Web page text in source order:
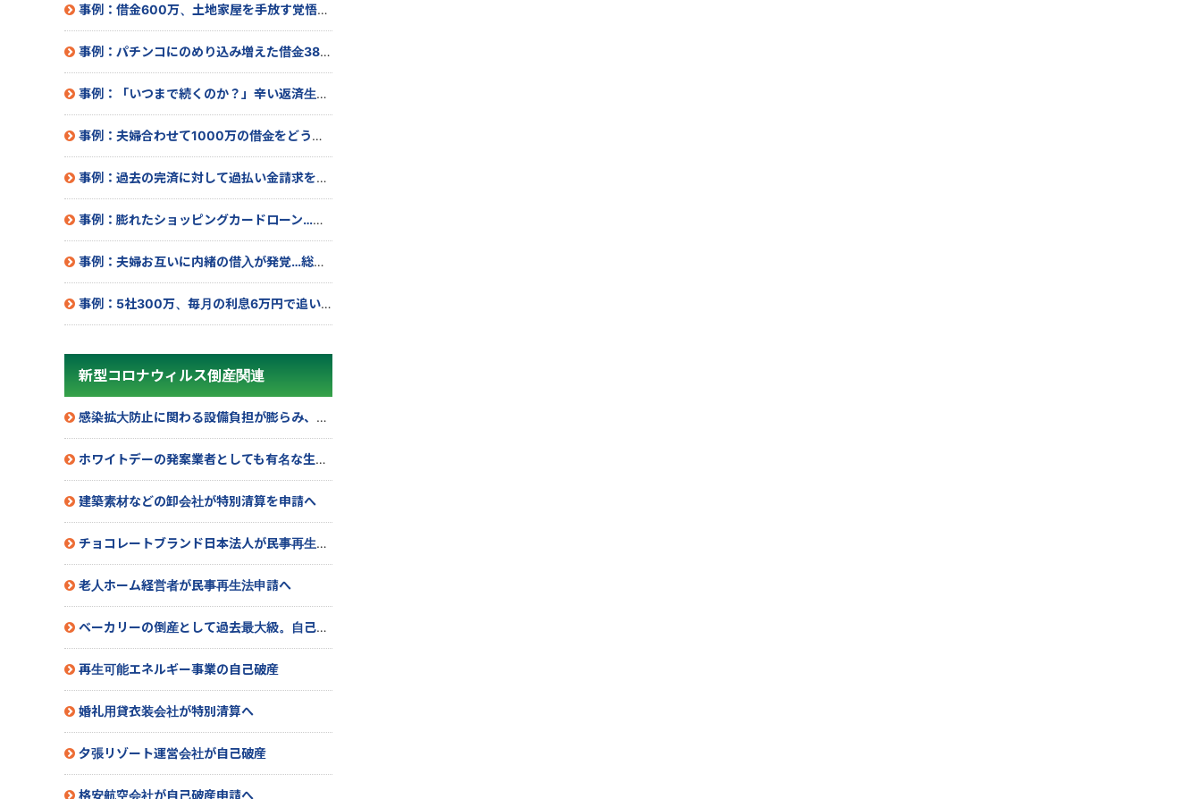
事例：借金600万、土地家屋を手放す覚悟で相談したら…
事例：パチンコにのめり込み増えた借金380万
事例：「いつまで続くのか？」辛い返済生活にピリオド！
事例：夫婦合わせて1000万の借金をどうにかしたい！
事例：過去の完済に対して過払い金請求をした結果…
事例：膨れたショッピングカードローン…総額500万
事例：夫婦お互いに内緒の借入が発覚…総額880万
事例：5社300万、毎月の利息6万円で追い込まれ･･･
新型コロナウィルス倒産関連
感染拡大防止に関わる設備負担が膨らみ、赤字決算に。民事再生法を申請へ
ホワイトデーの発案業者としても有名な生菓子製造販売業者が特別清算開始へ
建築素材などの卸会社が特別清算を申請へ
チョコレートブランド日本法人が民事再生法申請へ
老人ホーム経営者が民事再生法申請へ
ベーカリーの倒産として過去最大級。自己破産申請へ
再生可能エネルギー事業の自己破産
婚礼用貸衣装会社が特別清算へ
夕張リゾート運営会社が自己破産
格安航空会社が自己破産申請へ